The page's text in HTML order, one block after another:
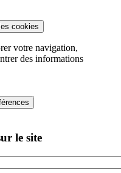
cookies
votre navigation,
des informations
le site